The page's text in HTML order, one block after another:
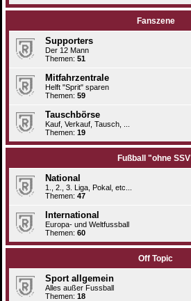
Fanszene
Supporters
Der 12 Mann
Themen: 51
Mitfahrzentrale
Helft "Sprit" sparen
Themen: 59
Tauschbörse
Kauf, Verkauf, Tausch, ...
Themen: 19
Fußball "ohne
National
1., 2., 3. Liga, Pokal, etc...
Themen: 47
International
Europa- und Weltfussball
Themen: 60
Off Topic
Sport allgemein
Alles außer Fussball
Themen: 18